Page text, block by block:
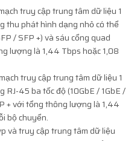
truy cập trung tâm dữ liệu 1
thu phát hình dạng nhỏ có thể
/ SFP +) và sáu cổng quad
lượng là 1,44 Tbps hoặc 1,08
truy cập trung tâm dữ liệu 1
RJ-45 ba tốc độ (10GbE / 1GbE /
+ với tổng thông lượng là 1,44
bộ chuyển.
và truy cập trung tâm dữ liệu